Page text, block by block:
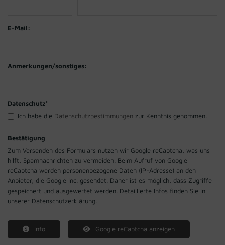
E-Mail:
Anmerkungen/sonstiges:
Datenschutz*
Ich habe die Datenschutzbestimmungen zur Kenntnis genommen.
Bestätigung
Zum Versenden des Formulars nutzen wir Google reCaptcha, was uns
hilft, Spamnachrichten zu vermeiden. Beim Aufruf von Google
reCaptcha werden personenbezogene Daten (IP-Adresse) an den
Anbieter, die Google Inc. gesendet. Daher ist es möglich, dass Zugriffe
gespeichert und ausgewertet werden. Detaillierte Infos finden Sie in
unserer Datenschutzerklärung.
Info Google reCaptcha anzeigen